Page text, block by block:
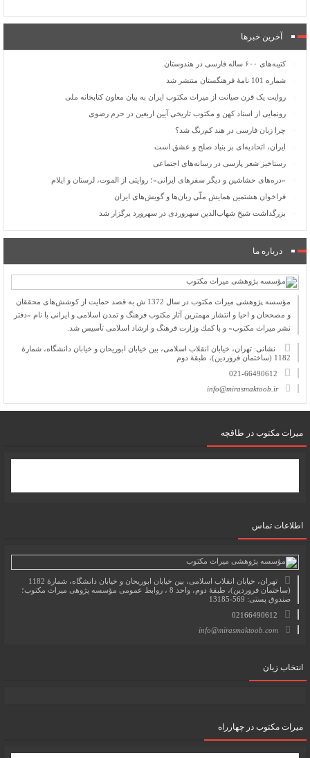
آخرین خبرها
کتیبه‌های ۶۰۰ ساله فارسی در هندوستان
شماره 101 نامۀ فرهنگستان منتشر شد
روایت یک قرن صیانت از میراث مکتوب ایران به بیان معاون کتابخانه ملی
رونمایی از اسناد کهن و مکتوب تاریخی آیین اربعین در حرم رضوی
چرا زبان فارسی در هند کم‌رنگ شد؟
ایران، اتحادیه‌ای بر بنیاد صلح و عشق است
رستاخیز شعر پارسی در رسانه‌های اجتماعی
«دره‌های حشاشین و دیگر سفرهای ایرانی»؛ روایتی از الموت، لرستان و ایلام
فراخوان هشتمین همایش ملّی زبان‌ها و گویش‌های ایران
بزرگداشت شیخ شهاب‌الدین سهروردی در سهرورد برگزار شد
درباره ما
مؤسسه پژوهشی میراث مكتوب در سال 1372 ش به قصد حمایت از كوشش‌های محققان
و مصححان و احیا و انتشار مهمترین آثار مكتوب فرهنگ و تمدن اسلامی و ایرانی با نام «دفتر
نشر میراث مكتوب» و با كمك وزارت فرهنگ و ارشاد اسلامی تأسیس شد.
نشانی: تهران، خیابان انقلاب اسلامی، بین خیابان ابوریحان و خیابان دانشگاه، شمارۀ
1182 (ساختمان فروردین)، طبقۀ دوم
021-66490612
info@mirasmaktoob.ir
میرات مکتوب در طاقچه
اطلاعات تماس
تهران، خیابان انقلاب اسلامی، بین خیابان ابوریحان و خیابان دانشگاه، شمارۀ 1182
(ساختمان فروردین)، طبقۀ دوم، واحد 8 ، روابط عمومی مؤسسه پژوهی میراث مکتوب؛
صندوق پستی: 569-13185
02166490612
info@mirasmaktoob.com
انتخاب زبان
میرات مکتوب در چهارراه